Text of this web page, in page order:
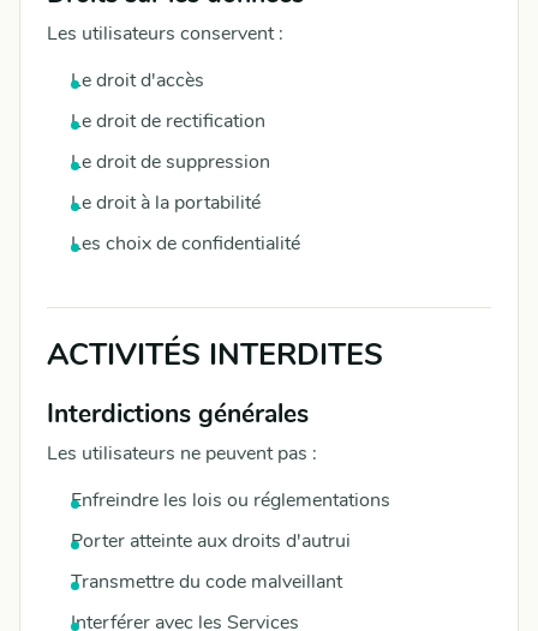
Les utilisateurs conservent :
Le droit d'accès
Le droit de rectification
Le droit de suppression
Le droit à la portabilité
Les choix de confidentialité
ACTIVITÉS INTERDITES
Interdictions générales
Les utilisateurs ne peuvent pas :
Enfreindre les lois ou réglementations
Porter atteinte aux droits d'autrui
Transmettre du code malveillant
Interférer avec les Services